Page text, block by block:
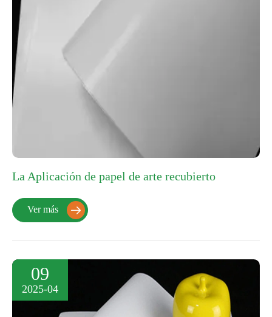
La Aplicación de papel de arte recubierto
Ver más 
09
2025-04